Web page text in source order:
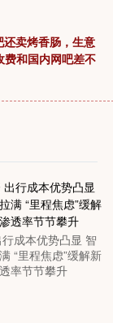
卖烤香肠，生意
费和国内网吧差不
成本优势凸显 智
“里程焦虑”缓解新
率节节攀升